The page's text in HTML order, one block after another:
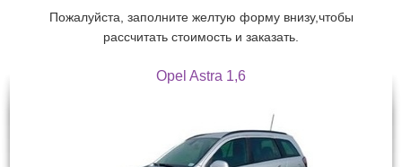
Пожалуйста, заполните желтую форму внизу,чтобы
рассчитать стоимость и заказать.
Opel Astra 1,6